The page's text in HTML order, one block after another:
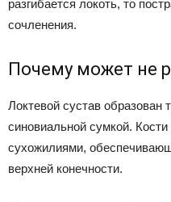
разгибается локоть, то
сочленения.
Почему может не
Локтевой сустав
синовиальной сумкой.
сухожилиями,
верхней конечности.